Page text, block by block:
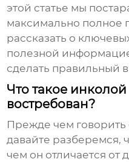
этой статье мы
максимально полное
рассказать о
полезной
сделать правильный
Что такое
востребован?
Прежде чем говорить
давайте разберемся,
чем он отличается от